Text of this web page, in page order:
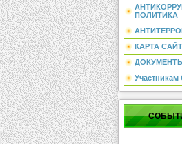
ПОЛИТИКА
КАРТА